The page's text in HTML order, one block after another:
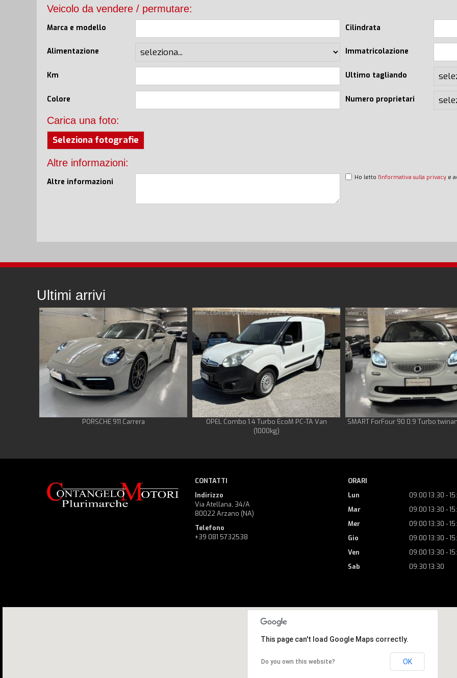
Veicolo da vendere / permutare:
Marca e modello Cilindrata
Alimentazione Immatricolazione
Km Ultimo tagliando
Colore Numero proprietari
Carica una foto:
Seleziona fotografie
Altre informazioni:
Altre informazioni Ho letto l'informativa sulla privacy e
Ultimi arrivi
PORSCHE 911 Carrera
OPEL Combo 1.4 Turbo EcoM PC-TA Van
(1000kg)
SMART ForFour 90 0.9 Turbo
CONTATTI
Indirizzo
Via Atellana, 34/A
80022 Arzano (NA)
Telefono
+39 081 5732538
ORARI
Lun
09:00 13:30 -
Mar
09:00 13:30 -
Mer
09:00 13:30 -
Gio
09:00 13:30 -
Ven
09:00 13:30 -
Sab
09:30 13:30
This page can't load Google Maps correctly.
Do you own this website? OK